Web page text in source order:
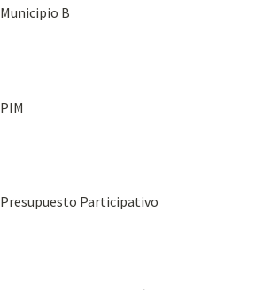
Municipio B
PIM
Presupuesto Participativo